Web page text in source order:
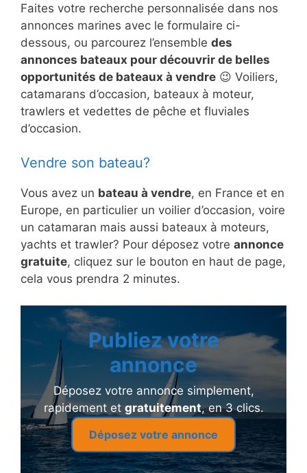
Faites votre recherche personnalisée dans nos
annonces marines avec le formulaire ci-
dessous, ou parcourez l’ensemble des
annonces bateaux pour découvrir de belles
opportunités de bateaux à vendre 😉 Voiliers,
catamarans d’occasion, bateaux à moteur,
trawlers et vedettes de pêche et fluviales
d’occasion.
Vendre son bateau?
Vous avez un bateau à vendre, en France et en
Europe, en particulier un voilier d’occasion, voire
un catamaran mais aussi bateaux à moteurs,
yachts et trawler? Pour déposez votre annonce
gratuite, cliquez sur le bouton en haut de page,
cela vous prendra 2 minutes.
Publiez votre
annonce
Déposez votre annonce simplement,
rapidement et gratuitement, en 3 clics.
Déposez votre annonce